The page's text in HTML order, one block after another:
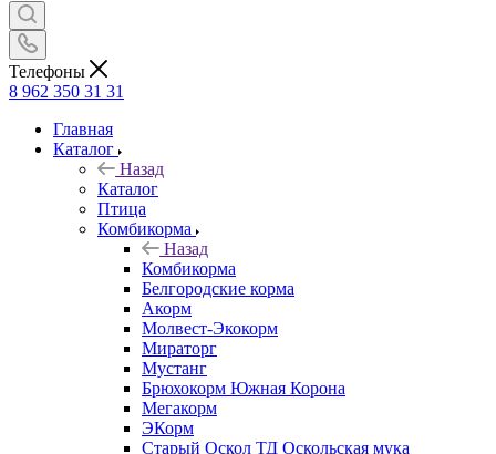
Телефоны
8 962 350 31 31
Главная
Каталог
Назад
Каталог
Птица
Комбикорма
Назад
Комбикорма
Белгородские корма
Акорм
Молвест-Экокорм
Мираторг
Мустанг
Брюхокорм Южная Корона
Мегакорм
ЭКорм
Старый Оскол ТД Оскольская мука